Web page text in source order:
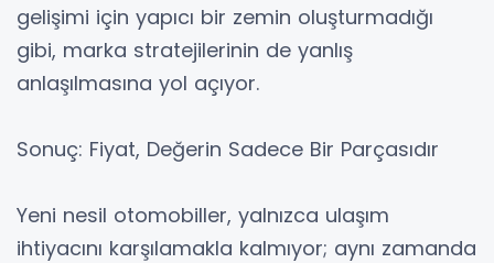
gelişimi için yapıcı bir zemin oluşturmadığı
gibi, marka stratejilerinin de yanlış
anlaşılmasına yol açıyor.
Sonuç: Fiyat, Değerin Sadece Bir Parçasıdır
Yeni nesil otomobiller, yalnızca ulaşım
ihtiyacını karşılamakla kalmıyor; aynı zamanda